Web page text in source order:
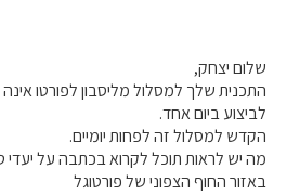
שלום יצחק,
התכנית שלך למסלול מליסבון לפורטו אינה
לביצוע ביום אחד.
הקדש למסלול זה לפחות יומיים.
מה יש לראות תוכל לקרוא בכתבה על יעדי
באזור החוף הצפוני של פורטוגל